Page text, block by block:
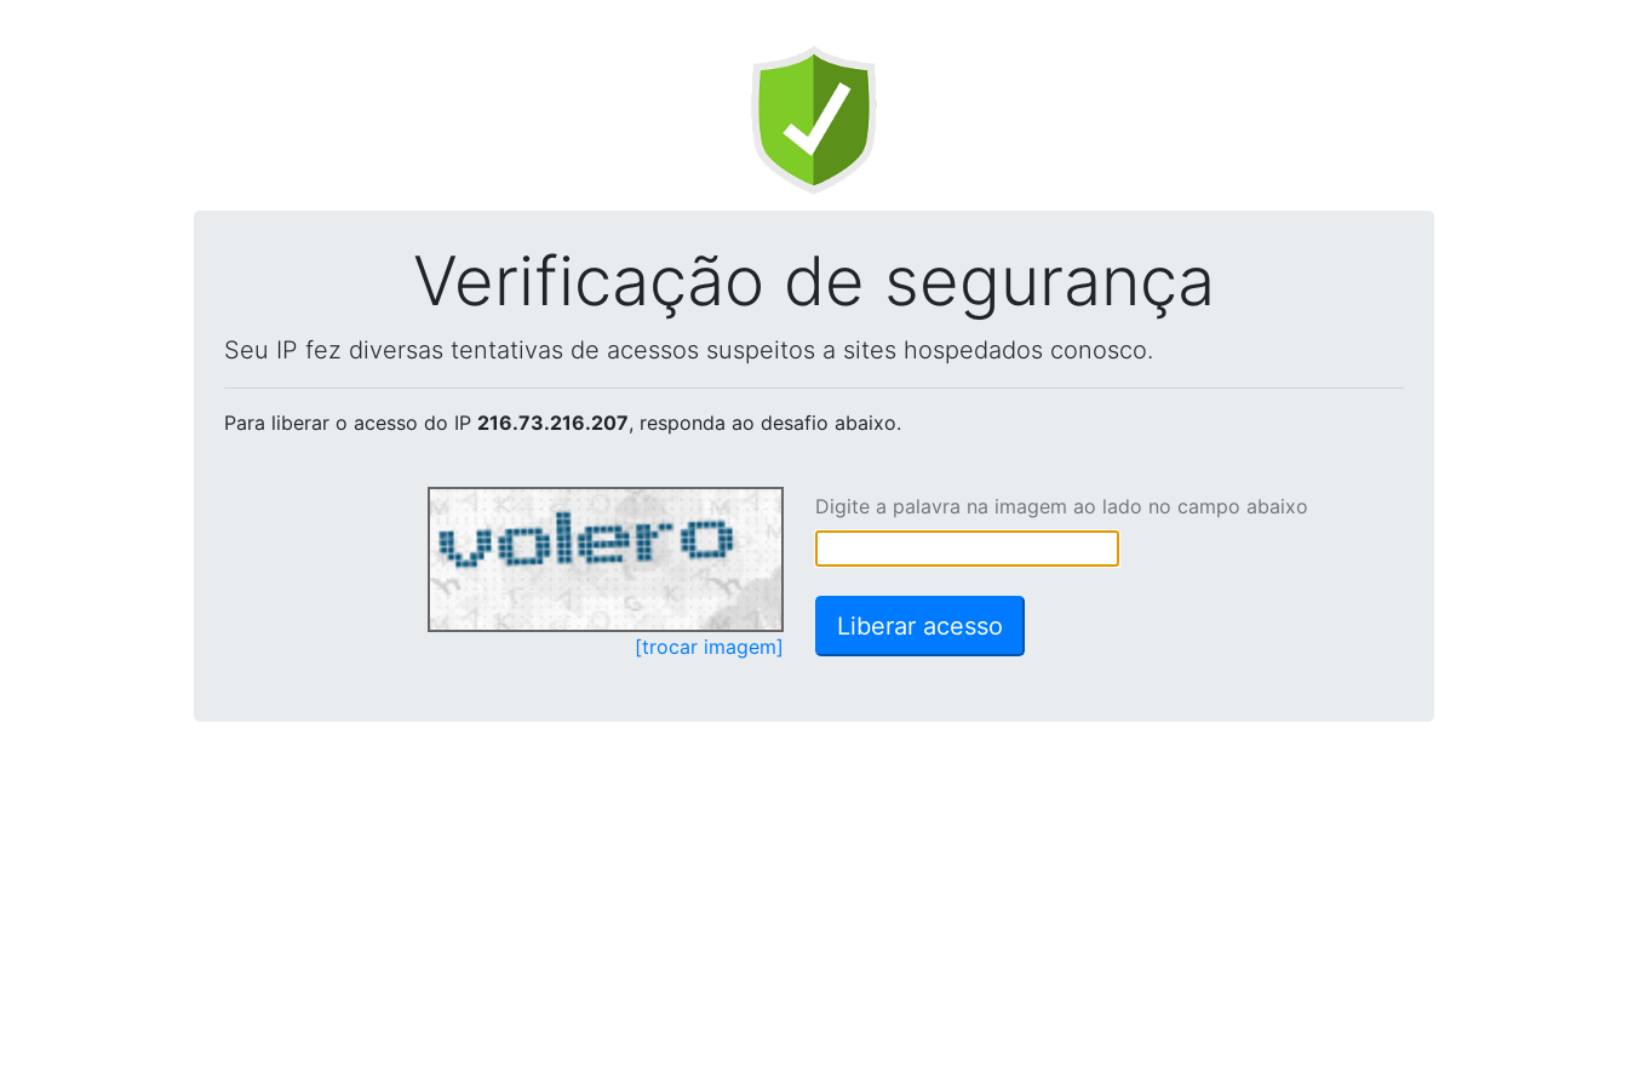
Verificação de segurança
Seu IP fez diversas tentativas de acessos suspeitos a sites hospedados conosco.
Para liberar o acesso do IP 216.73.216.207, responda ao desafio abaixo.
[trocar imagem]
Digite a palavra na imagem ao lado no campo abaixo